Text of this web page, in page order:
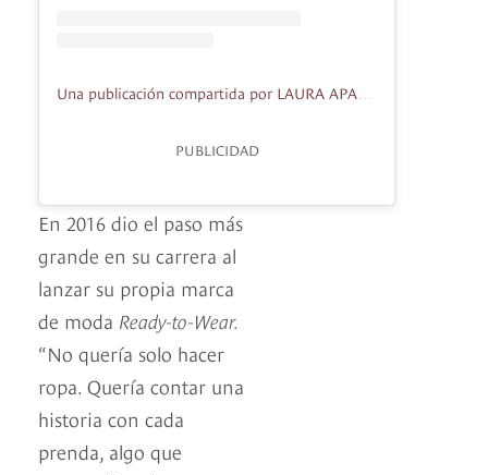
PUBLICIDAD
En 2016 dio el paso más
grande en su carrera al
lanzar su propia marca
de moda Ready-to-Wear.
“No quería solo hacer
ropa. Quería contar una
historia con cada
prenda, algo que